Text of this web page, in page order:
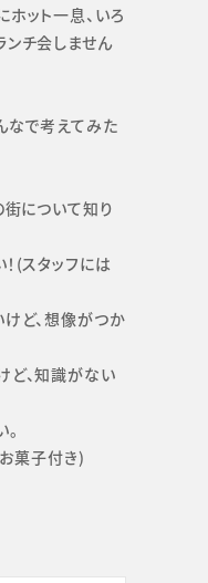
ット一息、いろ
ンチ会しません
なで考えてみた
街について知り
(スタッフには
ど、想像がつか
ど、知識がない
菓子付き)